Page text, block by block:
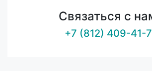
Связаться с
+7 (812) 409-41-